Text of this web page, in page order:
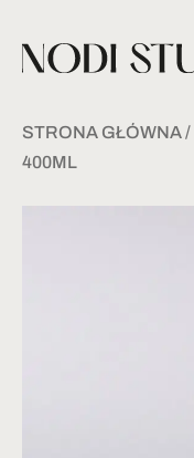
STRONA GŁÓWNA/
400ML